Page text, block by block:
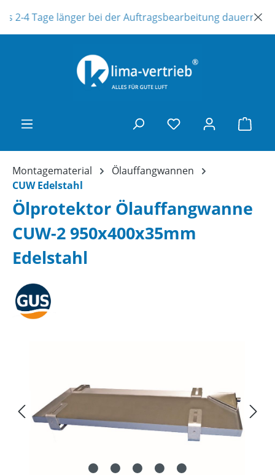
Zum Hauptinhalt springen
2-4 Tage länger bei der Auftragsbearbeitung dauern !
Montagematerial
Ölauffangwannen
CUW Edelstahl
Ölprotektor Ölauffangwanne
CUW-2 950x400x35mm
Edelstahl